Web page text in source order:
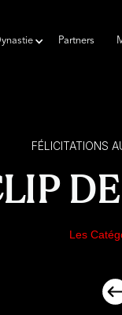
Partners
FÉLICITATIONS
Les